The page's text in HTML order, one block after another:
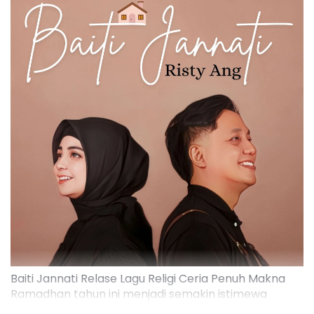
Baiti Jannati Relase Lagu Religi Ceria Penuh Makna
Ramadhan tahun ini menjadi semakin istimewa